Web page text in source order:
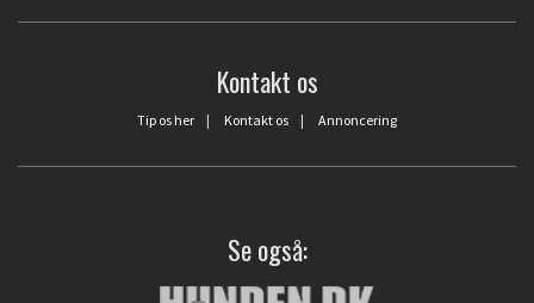
Kontakt os
Tip os her | Kontakt os | Annoncering
Se også: